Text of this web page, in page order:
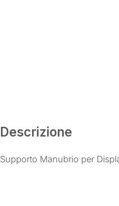
Descrizione
Supporto Manubrio per